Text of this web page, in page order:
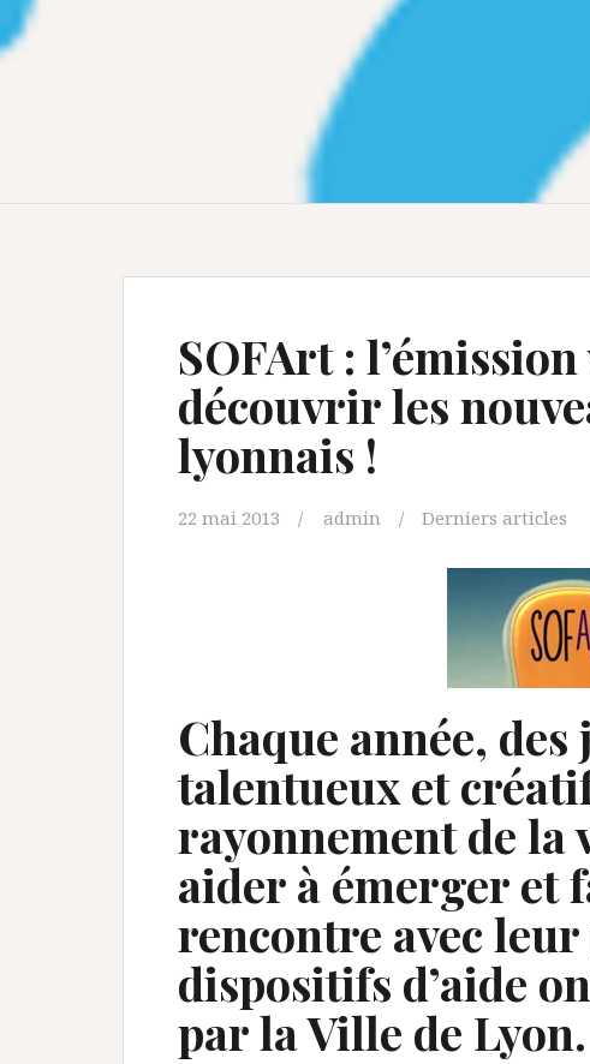
SOFArt :
découvrir les
lyonnais !
22 mai 2013 admin Derniers articles
Chaque année,
talentueux et
rayonnement de la
aider à émerger et
rencontre avec
dispositifs d’aide
par la Ville de Lyon.